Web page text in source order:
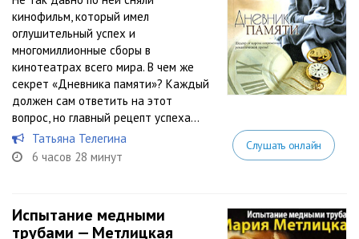
кинофильм, который имел
оглушительный успех и
многомиллионные сборы в
кинотеатрах всего мира. В чем же
секрет «Дневника памяти»? Каждый
должен сам ответить на этот
вопрос, но главный рецепт успеха...
Татьяна Телегина
6 часов 28 минут
Слушать онлайн
Испытание медными
трубами — Метлицкая